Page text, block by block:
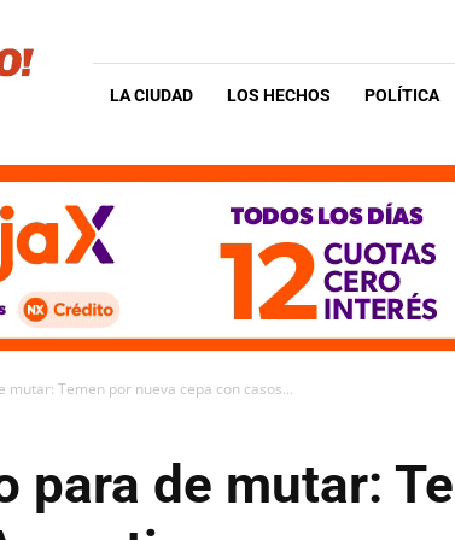
LA CIUDAD LOS HECHOS POLÍTICA
mutar: Temen por nueva cepa con casos...
para de mutar: